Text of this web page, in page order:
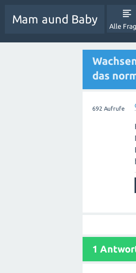
Mam aund Baby
Alle
das
692 Aufrufe
1